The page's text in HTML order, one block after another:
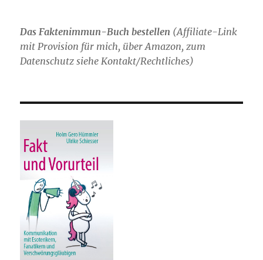
Das Faktenimmun-Buch bestellen (Affiliate-Link
mit Provision für mich, über Amazon, zum
Datenschutz siehe Kontakt/Rechtliches)